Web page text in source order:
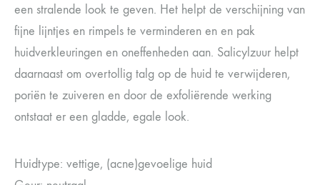
een stralende look te geven. Het helpt de verschijning van
fijne lijntjes en rimpels te verminderen en en pak
huidverkleuringen en oneffenheden aan. Salicylzuur helpt
daarnaast om overtollig talg op de huid te verwijderen,
poriën te zuiveren en door de exfoliërende werking
ontstaat er een gladde, egale look.
Huidtype: vettige, (acne)gevoelige huid